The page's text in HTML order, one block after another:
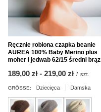
Ręcznie robiona czapka beanie
AUREA 100% Baby Merino plus
moher i jedwab 62/15 średni brąz
ab
189,00 zł - bis
219,00 zł / szt.
GRÖSSE: Dziecięca Damska